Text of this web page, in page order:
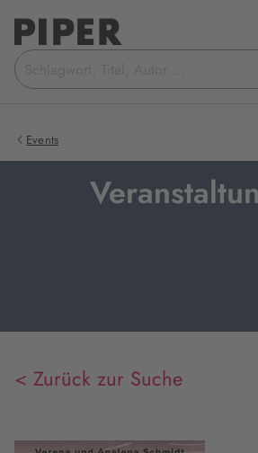
Suchbegriff
eingeben
Events
< Zurück zur Suche